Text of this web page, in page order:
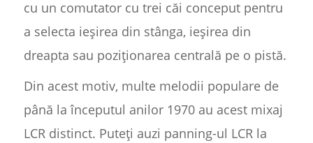
cu un comutator cu trei căi conceput pentru
a selecta ieșirea din stânga, ieșirea din
dreapta sau poziționarea centrală pe o pistă.
Din acest motiv, multe melodii populare de
până la începutul anilor 1970 au acest mixaj
LCR distinct. Puteți auzi panning-ul LCR la